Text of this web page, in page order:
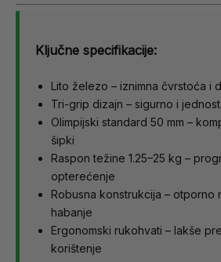
Ključne specifikacije:
Lito železo – iznimna čvrstoća i
Tri-grip dizajn – sigurno i
Olimpijski standard 50 mm –
šipki
Raspon težine 1.25–25 kg –
opterećenje
Robusna konstrukcija – otporno
habanje
Ergonomski rukohvati – lakše
korištenje